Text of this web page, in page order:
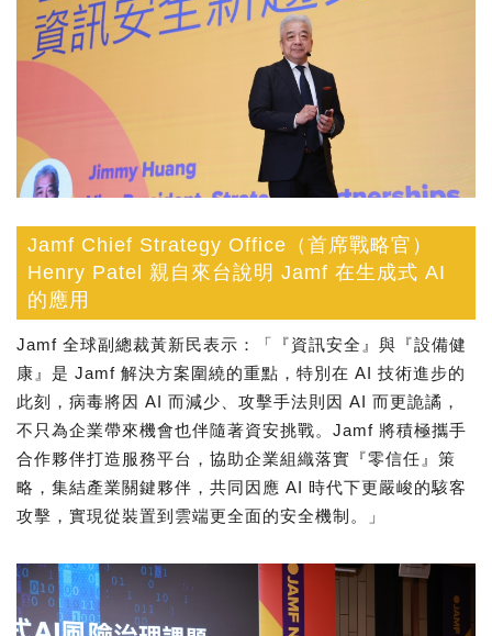
Jamf Chief Strategy Office（首席戰略官）
Henry Patel 親自來台說明 Jamf 在生成式 AI
的應用
Jamf 全球副總裁黃新民表示：「『資訊安全』與『設備健
康』是 Jamf 解決方案圍繞的重點，特別在 AI 技術進步的
此刻，病毒將因 AI 而減少、攻擊手法則因 AI 而更詭譎，
不只為企業帶來機會也伴隨著資安挑戰。Jamf 將積極攜手
合作夥伴打造服務平台，協助企業組織落實『零信任』策
略，集結產業關鍵夥伴，共同因應 AI 時代下更嚴峻的駭客
攻擊，實現從裝置到雲端更全面的安全機制。」